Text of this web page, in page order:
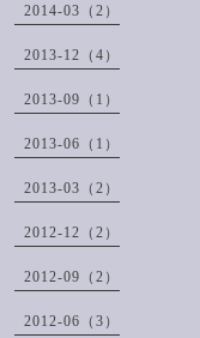
2014-03（2）
2013-12（4）
2013-09（1）
2013-06（1）
2013-03（2）
2012-12（2）
2012-09（2）
2012-06（3）